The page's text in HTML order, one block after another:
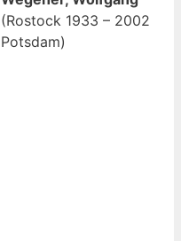
(Rostock 1933 – 2002
Potsdam)